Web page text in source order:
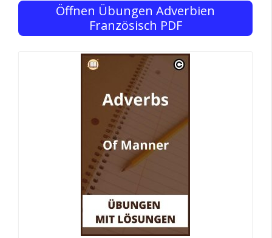
Öffnen Übungen Adverbien
Französisch PDF